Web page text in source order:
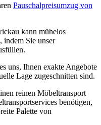
Pauschalpreisumzug von
kann mühelos
indem Sie unser
uns, Ihnen exakte Angebote
Lage zugeschnitten sind.
reinen Möbeltransport
benötigen,
Palette von